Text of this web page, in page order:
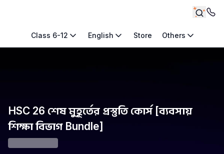
Class 6-12 English Store Others
HSC 26 শেষ মুহূর্তের প্রস্তুতি কোর্স [ব্যবসায়
শিক্ষা বিভাগ Bundle]